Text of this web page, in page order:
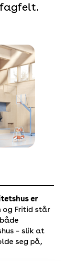
er
og Fritid står
– slik at
seg på,